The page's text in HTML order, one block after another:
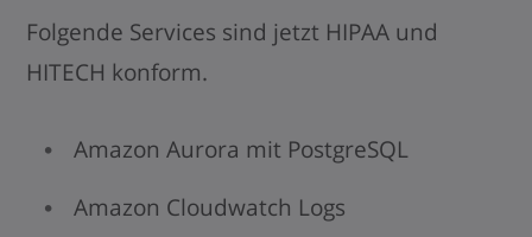
Folgende Services sind jetzt HIPAA und
HITECH konform.
Amazon Aurora mit PostgreSQL
Amazon Cloudwatch Logs